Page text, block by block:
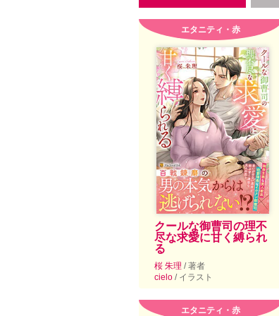
エタニティ・赤
クールな御曹司の理不
尽な求愛に甘く縛られ
る
桜 朱理 / 著者
cielo / イラスト
エタニティ・赤